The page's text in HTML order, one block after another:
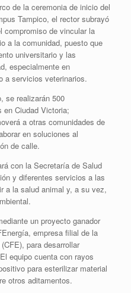
de la ceremonia de inicio del
Tampico, el rector subrayó
compromiso de vincular la
a la comunidad, puesto que
universitario y las
especialmente en
a servicios veterinarios.
se realizarán 500
en Ciudad Victoria;
a otras comunidades de
en soluciones al
de calle.
con la Secretaría de Salud
y diferentes servicios a las
a la salud animal y, a su vez,
un proyecto ganador
empresa filial de la
para desarrollar
equipo cuenta con rayos
para esterilizar material
otros aditamentos.